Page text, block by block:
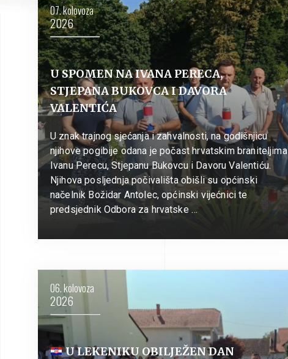
07. kolovoza
2026
U SPOMEN NA IVANA PERECA,
STJEPANA BUKOVCA I DAVORA
VALENTIĆA
U znak trajnog sjećanja i zahvalnosti, na godišnjicu
njihove pogibije odana je počast hrvatskim braniteljima
Ivanu Perecu, Stjepanu Bukovcu i Davoru Valentiću.
Njihova posljednja počivališta obišli su općinski
načelnik Božidar Antolec, općinski vijećnici te
predsjednik Odbora za hrvatske …
06. kolovoza
2026
U LEKENIKU OBILJEŽEN DAN